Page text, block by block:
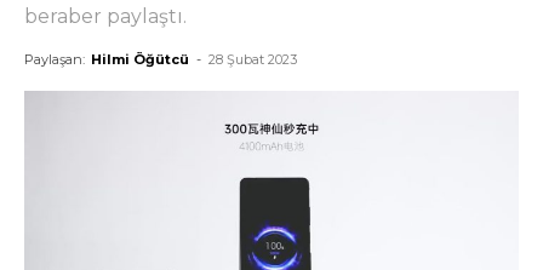
beraber paylaştı.
Paylaşan: Hilmi Öğütcü - 28 Şubat 2023